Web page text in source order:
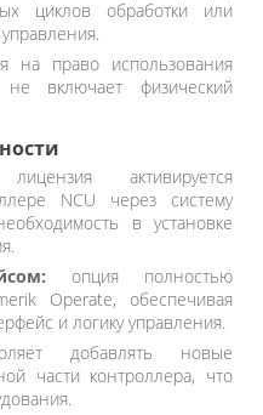
циклов обработки или
на право использования
не включает физический
активируется
NCU через систему
в установке
опция полностью
Operate, обеспечивая
и логику управления.
добавлять новые
части контроллера, что